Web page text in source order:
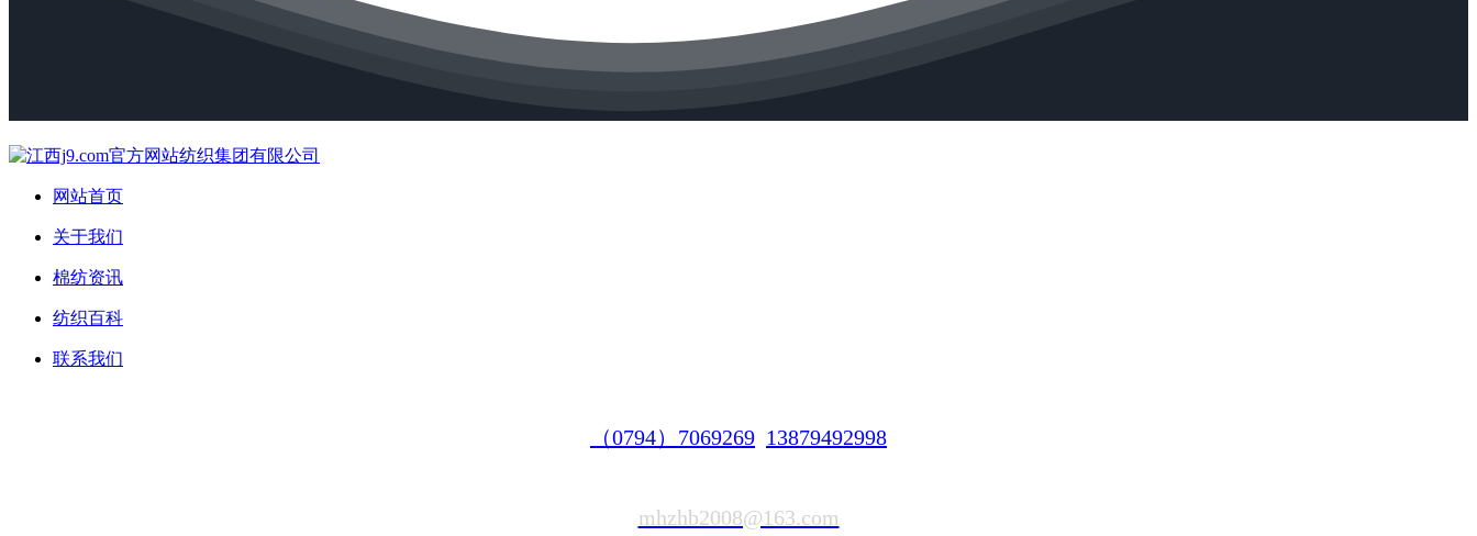
网站首页
关于我们
棉纺资讯
纺织百科
联系我们
（0794）7069269 13879492998
mhzhb2008@163.com